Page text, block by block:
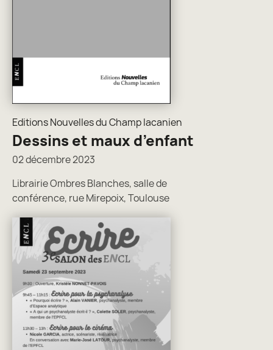
Editions Nouvelles du Champ lacanien
Dessins et maux d’enfant
02 décembre 2023
Librairie Ombres Blanches, salle de
conférence, rue Mirepoix, Toulouse